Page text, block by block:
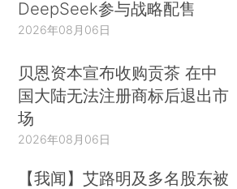
DeepSeek参与战略配售
2026年08月06日
贝恩资本宣布收购贡茶 在中
国大陆无法注册商标后退出市
场
2026年08月06日
【我闻】艾路明及多名股东被